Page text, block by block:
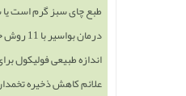
طبع چای سبز گرم است
درمان بواسیر با 11 روش خانگی و 15 روش طب سنتی
اندازه طبیعی فولیکول
علائم کاهش ذخیره